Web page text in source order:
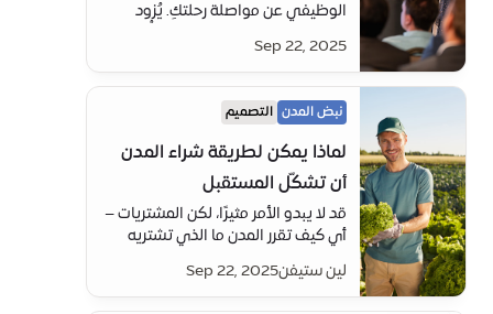
الوظيفي عن مواصلة رحلتكِ. يُزود
حديثًا في جناح المرأة، النساء بالمهارات
والثقة والشبكات اللازمة للعودة إلى
سوق العمل والنجاح.
Sep 22, 2025
نبض المدن التصميم
لماذا يمكن لطريقة شراء المدن
أن تشكّل المستقبل
قد لا يبدو الأمر مثيرًا، لكن المشتريات –
أي كيف تقرر المدن ما الذي تشتريه
وتدعم المجتمعات المحلية، وتبني
مستقبلًا أكثر استدامة. في مدينة
لين ستيفنSep 22, 2025